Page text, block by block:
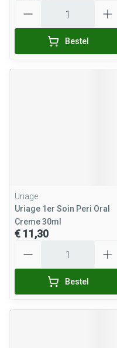
Bestel
Uriage
Uriage 1er Soin Peri Oral
Creme 30ml
€ 11,30
Bestel